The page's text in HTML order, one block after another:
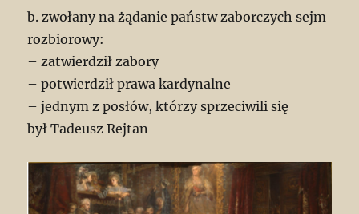
b. zwołany na żądanie państw zaborczych sejm
rozbiorowy:
– zatwierdził zabory
– potwierdził prawa kardynalne
– jednym z posłów, którzy sprzeciwili się
był Tadeusz Rejtan